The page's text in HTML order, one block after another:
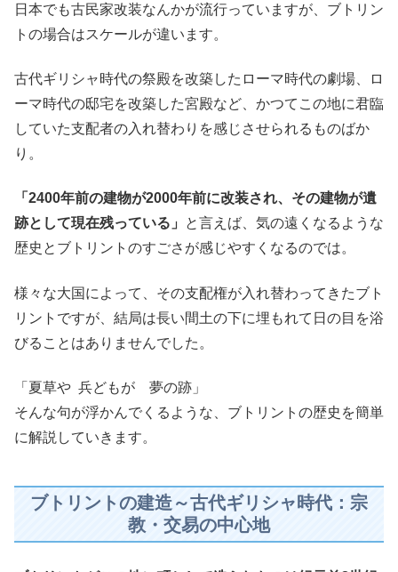
日本でも古民家改装なんかが流行っていますが、ブトリン
トの場合はスケールが違います。
古代ギリシャ時代の祭殿を改築したローマ時代の劇場、ロ
ーマ時代の邸宅を改築した宮殿など、かつてこの地に君臨
していた支配者の入れ替わりを感じさせられるものばか
り。
「2400年前の建物が2000年前に改装され、その建物が遺
跡として現在残っている」
と言えば、気の遠くなるような
歴史とブトリントのすごさが感じやすくなるのでは。
様々な大国によって、その支配権が入れ替わってきたブト
リントですが、結局は長い間土の下に埋もれて日の目を浴
びることはありませんでした。
「夏草や 兵どもが 夢の跡」
そんな句が浮かんでくるような、ブトリントの歴史を簡単
に解説していきます。
ブトリントの建造～古代ギリシャ時代：宗
教・交易の中心地